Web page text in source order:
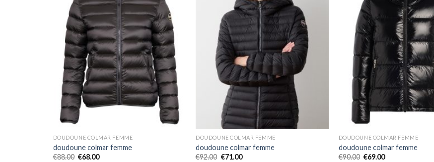
DOUDOUNE COLMAR FEMME
doudoune colmar femme
€88.00 €68.00
DOUDOUNE COLMAR FEMME
doudoune colmar femme
€92.00 €71.00
DOUDOUNE COLMAR FEMME
doudoune colmar femme
€90.00 €69.00